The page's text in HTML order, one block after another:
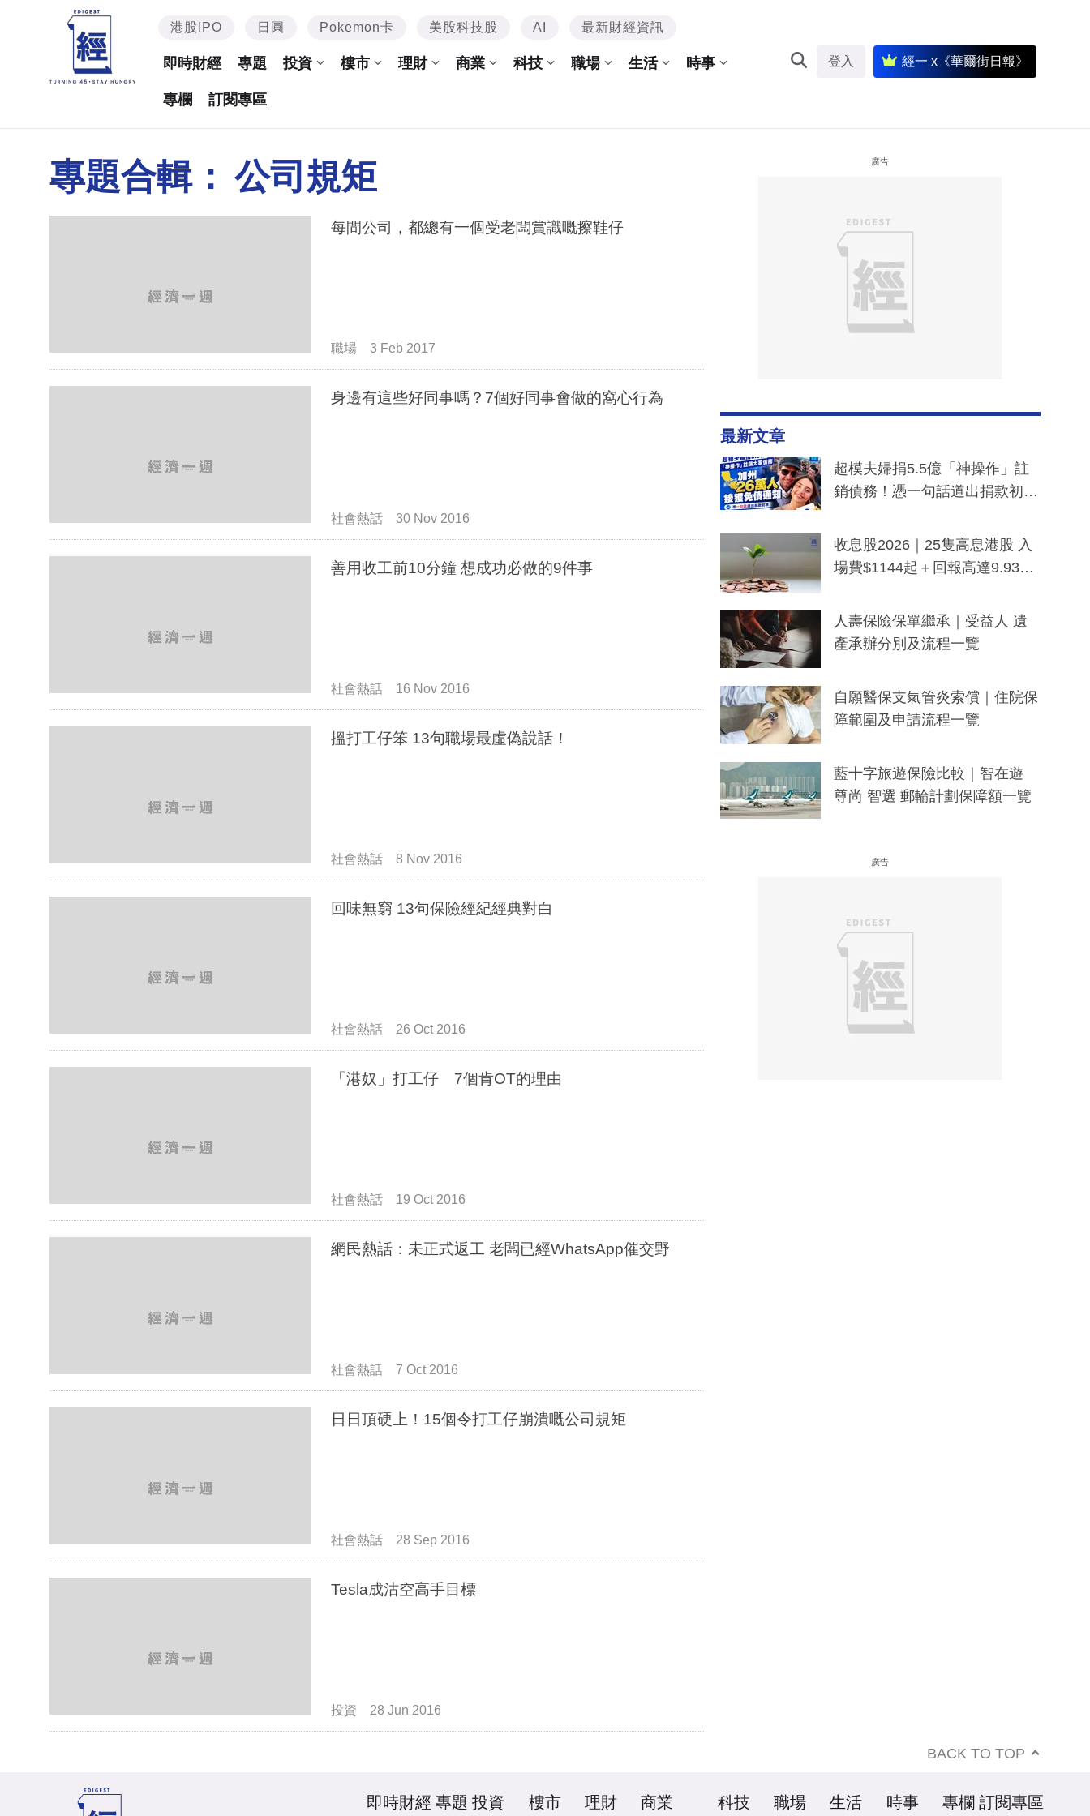
港股IPO 日圓 Pokemon卡 美股科技股 AI 最新財經資訊
即時財經 專題 投資 樓市 理財 商業 科技 職場 生活 時事
專欄 訂閱專區
登入 經一 x《華爾街日報》
專題合輯： 公司規矩
每間公司，都總有一個受老闆賞識嘅擦鞋仔
職場 3 Feb 2017
身邊有這些好同事嗎？7個好同事會做的窩心行為
社會熱話 30 Nov 2016
善用收工前10分鐘 想成功必做的9件事
社會熱話 16 Nov 2016
搵打工仔笨 13句職場最虛偽說話！
社會熱話 8 Nov 2016
回味無窮 13句保險經紀經典對白
社會熱話 26 Oct 2016
「港奴」打工仔 7個肯OT的理由
社會熱話 19 Oct 2016
網民熱話：未正式返工 老闆已經WhatsApp催交野
社會熱話 7 Oct 2016
日日頂硬上！15個令打工仔崩潰嘅公司規矩
社會熱話 28 Sep 2016
Tesla成沽空高手目標
投資 28 Jun 2016
廣告
最新文章
超模夫婦捐5.5億「神操作」註
銷債務！憑一句話道出捐款初
一度被誤當詐騙手段
收息股2026｜25隻高息港股 入
場費$1144起＋回報高達9.93
人壽保險保單繼承｜受益人 遺
產承辦分別及流程一覽
自願醫保支氣管炎索償｜住院保
障範圍及申請流程一覽
藍十字旅遊保險比較｜智在遊
尊尚 智選 郵輪計劃保障額一覽
廣告
BACK TO TOP
即時財經 專題 投資 樓市 理財 商業 科技 職場 生活 時事 專欄 訂閱專區